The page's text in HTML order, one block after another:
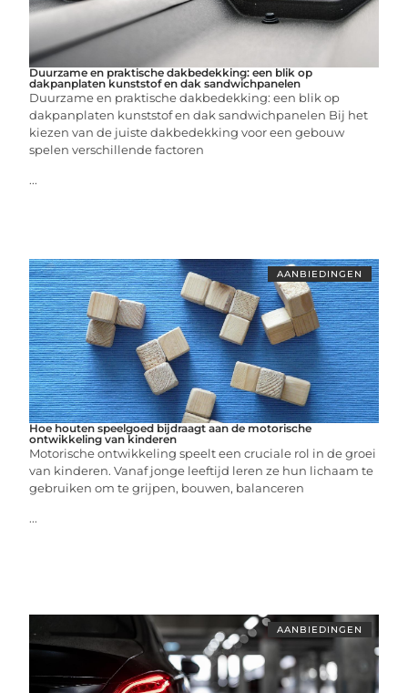
Duurzame en praktische dakbedekking: een blik op
dakpanplaten kunststof en dak sandwichpanelen
Duurzame en praktische dakbedekking: een blik op
dakpanplaten kunststof en dak sandwichpanelen Bij het
kiezen van de juiste dakbedekking voor een gebouw
spelen verschillende factoren
...
AANBIEDINGEN
Hoe houten speelgoed bijdraagt aan de motorische
ontwikkeling van kinderen
Motorische ontwikkeling speelt een cruciale rol in de groei
van kinderen. Vanaf jonge leeftijd leren ze hun lichaam te
gebruiken om te grijpen, bouwen, balanceren
...
AANBIEDINGEN